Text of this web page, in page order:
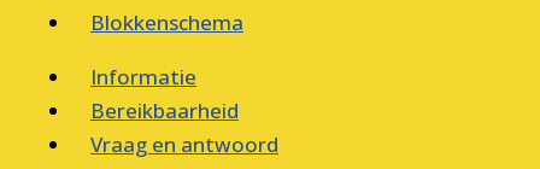
Blokkenschema
Informatie
Bereikbaarheid
Vraag en antwoord